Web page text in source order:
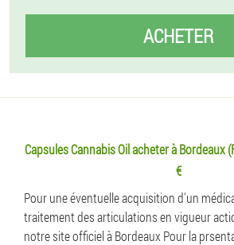
ACHETER
Capsules Cannabis Oil acheter à Bordeaux
€
Pour une éventuelle acquisition d'un
traitement des articulations en vigueur
notre site officiel à Bordeaux Pour la